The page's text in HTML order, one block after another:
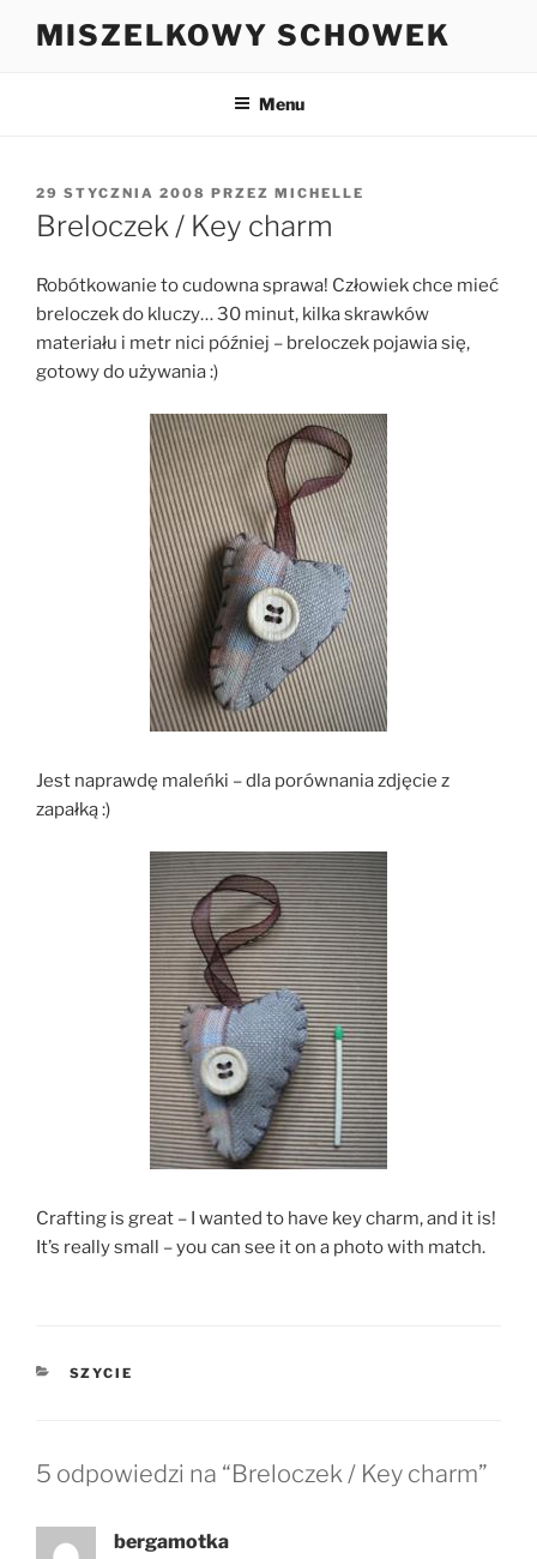
MISZELKOWY SCHOWEK
Menu
OPUBLIKOWANE
W
29 STYCZNIA 2008 PRZEZ MICHELLE
Breloczek / Key charm
Robótkowanie to cudowna sprawa! Człowiek chce mieć
breloczek do kluczy… 30 minut, kilka skrawków
materiału i metr nici później – breloczek pojawia się,
gotowy do używania :)
Jest naprawdę maleńki – dla porównania zdjęcie z
zapałką :)
Crafting is great – I wanted to have key charm, and it is!
It’s really small – you can see it on a photo with match.
KATEGORIE
SZYCIE
5 odpowiedzi na “Breloczek / Key charm”
bergamotka